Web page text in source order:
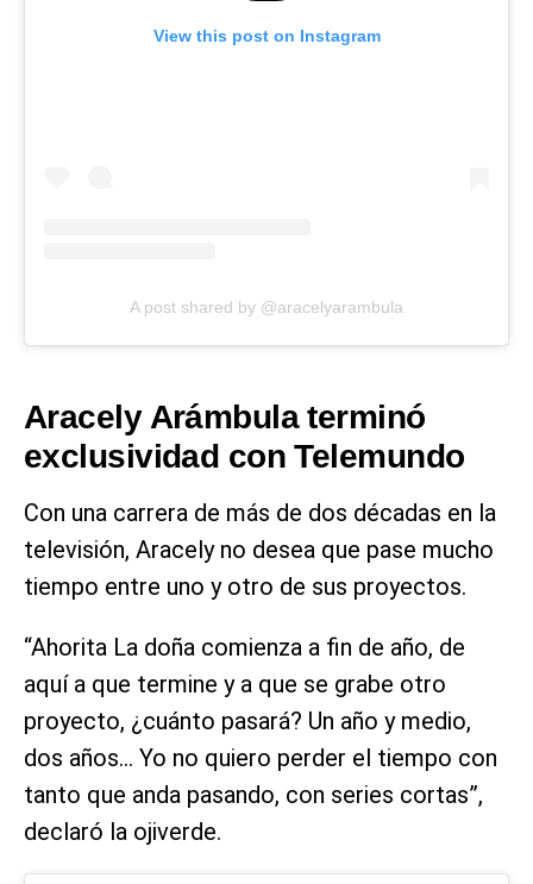
View this post on Instagram
A post shared by @aracelyarambula
Aracely Arámbula terminó
exclusividad con Telemundo
Con una carrera de más de dos décadas en la
televisión, Aracely no desea que pase mucho
tiempo entre uno y otro de sus proyectos.
“Ahorita La doña comienza a fin de año, de
aquí a que termine y a que se grabe otro
proyecto, ¿cuánto pasará? Un año y medio,
dos años… Yo no quiero perder el tiempo con
tanto que anda pasando, con series cortas”,
declaró la ojiverde.